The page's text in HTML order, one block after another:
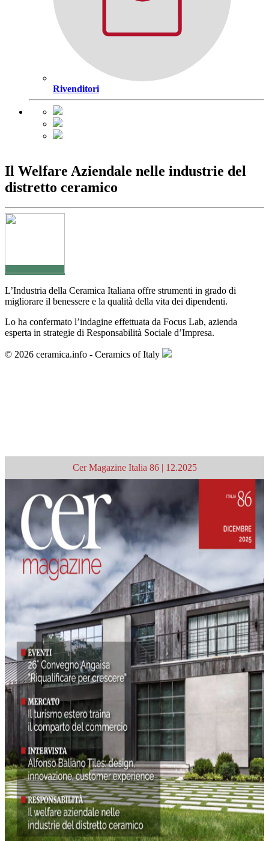
Rivenditori
Il Welfare Aziendale nelle industrie del
distretto ceramico
L’Industria della Ceramica Italiana offre strumenti in grado di
migliorare il benessere e la qualità della vita dei dipendenti.
Lo ha confermato l’indagine effettuata da Focus Lab, azienda
esperta in strategie di Responsabilità Sociale d’Impresa.
© 2026 ceramica.info - Ceramics of Italy
Cer Magazine Italia 86 | 12.2025